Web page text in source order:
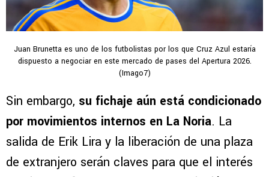
Juan Brunetta es uno de los futbolistas por los que Cruz Azul estaría
dispuesto a negociar en este mercado de pases del Apertura 2026.
(Imago7)
Sin embargo, su fichaje aún está condicionado
por movimientos internos en La Noria. La
salida de Erik Lira y la liberación de una plaza
de extranjero serán claves para que el interés